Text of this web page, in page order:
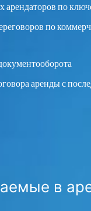
арендаторов по
по
аренды с
в